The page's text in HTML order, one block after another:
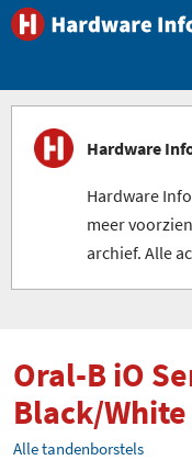
Hardware
Hardware
meer
archief. Alle
Oral-B iO
Black/White
Alle tandenborstels